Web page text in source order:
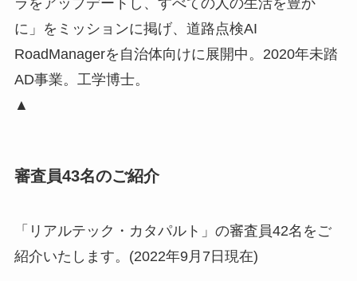
ラをアップデートし、すべての人の生活を豊か
に」をミッションに掲げ、道路点検AI
RoadManagerを自治体向けに展開中。2020年未踏
AD事業。工学博士。
▲
審査員43名のご紹介
「リアルテック・カタパルト」の審査員42名をご
紹介いたします。(2022年9月7日現在)